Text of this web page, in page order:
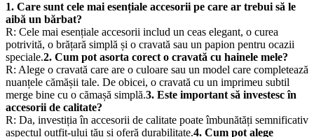
1. Care sunt cele mai esențiale accesorii pe care ar trebui să le
aibă un bărbat?
R: Cele mai esențiale accesorii includ un ceas elegant, o curea
potrivită, o brățară simplă și o cravată sau un papion pentru ocazii
speciale.2. Cum pot asorta corect o cravată cu hainele mele?
R: Alege o cravată care are o culoare sau un model care completează
nuanțele cămășii tale. De obicei, o cravată cu un imprimeu subtil
merge bine cu o cămașă simplă.3. Este important să investesc în
accesorii de calitate?
R: Da, investiția în accesorii de calitate poate îmbunătăți semnificativ
aspectul outfit-ului tău și oferă durabilitate.4. Cum pot alege